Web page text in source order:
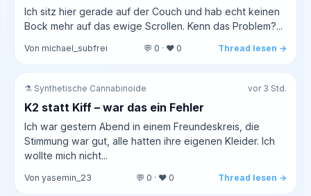
Ich sitz hier gerade auf der Couch und hab echt keinen
Bock mehr auf das ewige Scrollen. Kenn das Problem?...
Von michael_subfrei 💬 0 · ❤️ 0 Thread lesen →
⚗️ Synthetische Cannabinoide vor 3 Std.
K2 statt Kiff – war das ein Fehler
Ich war gestern Abend in einem Freundeskreis, die
Stimmung war gut, alle hatten ihre eigenen Kleider. Ich
wollte mich nicht...
Von yasemin_23 💬 0 · ❤️ 0 Thread lesen →